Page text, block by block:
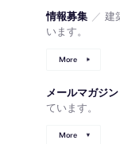
情報募集 ／ 建
います。
More
メールマガジン
ています。
More